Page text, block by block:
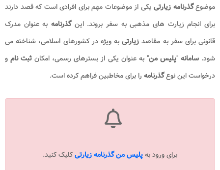
موضوعگذرنامه زیارتی یکی از موضوعات مهم برای افرادی است که قصد دارند
برای انجام زیارت های مذهبی به سفر بروند. اینگذرنامه به عنوان مدرک
قانونی برای سفر به مقاصد زیارتی به ویژه در کشورهای اسلامی، شناخته می
شود.سامانه"پلیس من" به عنوان یکی از بسترهای رسمی، امکان ثبت نامو
درخواست این نوعگذرنامه را برای مخاطبین فراهم کرده است.
برای ورود بهپلیس من گذرنامه زیارتیکلیک کنید.